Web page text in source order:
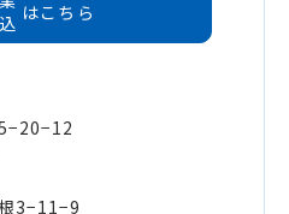
はこちら
3−11−9